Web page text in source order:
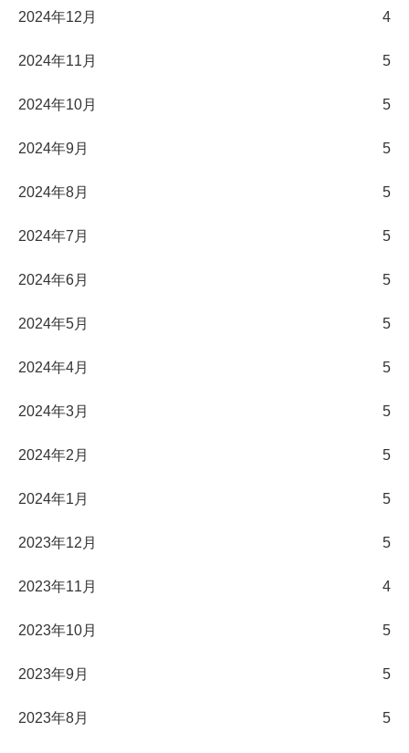
2024年12月 4
2024年11月 5
2024年10月 5
2024年9月 5
2024年8月 5
2024年7月 5
2024年6月 5
2024年5月 5
2024年4月 5
2024年3月 5
2024年2月 5
2024年1月 5
2023年12月 5
2023年11月 4
2023年10月 5
2023年9月 5
2023年8月 5